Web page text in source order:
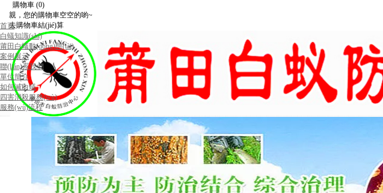
購物車 (0)
親，您的購物車空空的喲~
去購物車結(jié)算
首頁
白蟻知識(shí)
莆田白蟻動(dòng)態(tài)
案例展示
聯(lián)系我們
單位簡介
如何滅白蟻
四害消殺服務(wù)
服務(wù)流程